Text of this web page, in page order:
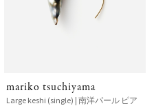
mariko tsuchiyama
Large keshi (single) | 南洋パール ピア